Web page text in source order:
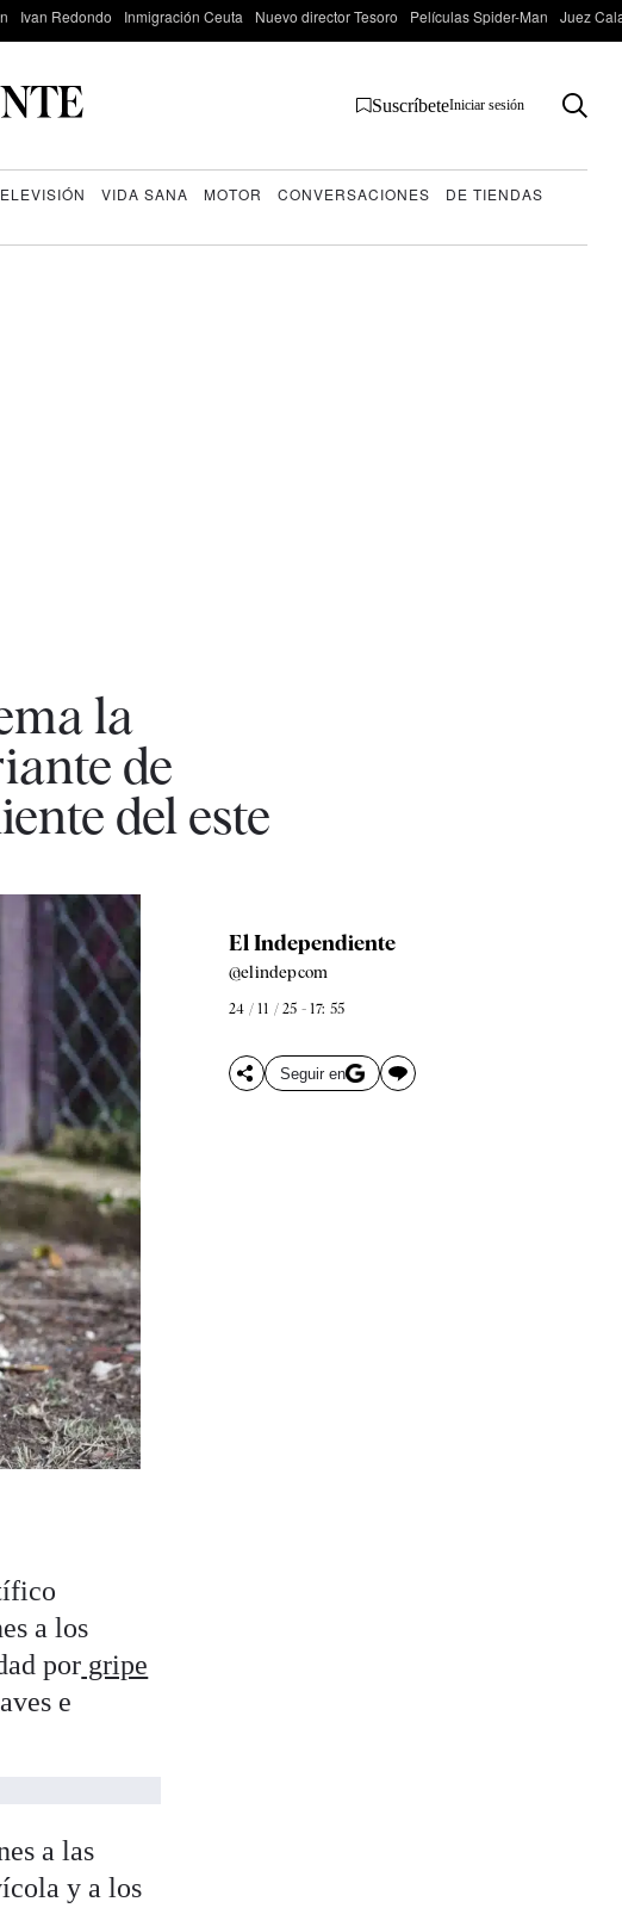
Ivan Redondo Inmigración Ceuta Nuevo director Tesoro Películas Spider-Man Juez
SuscríbeteIniciar sesión
VIDA SANA MOTOR CONVERSACIONES
DE TIENDAS
la
de
del este
El Independiente
@elindepcom
24 / 11 / 25 - 17: 55
Seguir en
a los
por gripe
e
a las
y a los